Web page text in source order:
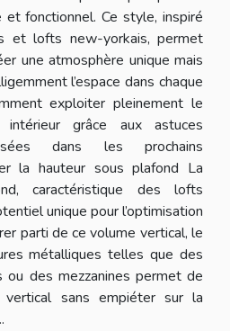
fonctionnel. Ce style, inspiré
et lofts new-yorkais, permet
une atmosphère unique mais
l’espace dans chaque
exploiter pleinement le
grâce aux astuces
dans les prochains
la hauteur sous plafond La
caractéristique des lofts
unique pour l’optimisation
parti de ce volume vertical, le
métalliques telles que des
ou des mezzanines permet de
vertical sans empiéter sur la